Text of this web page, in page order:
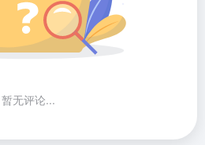
暂无评论...